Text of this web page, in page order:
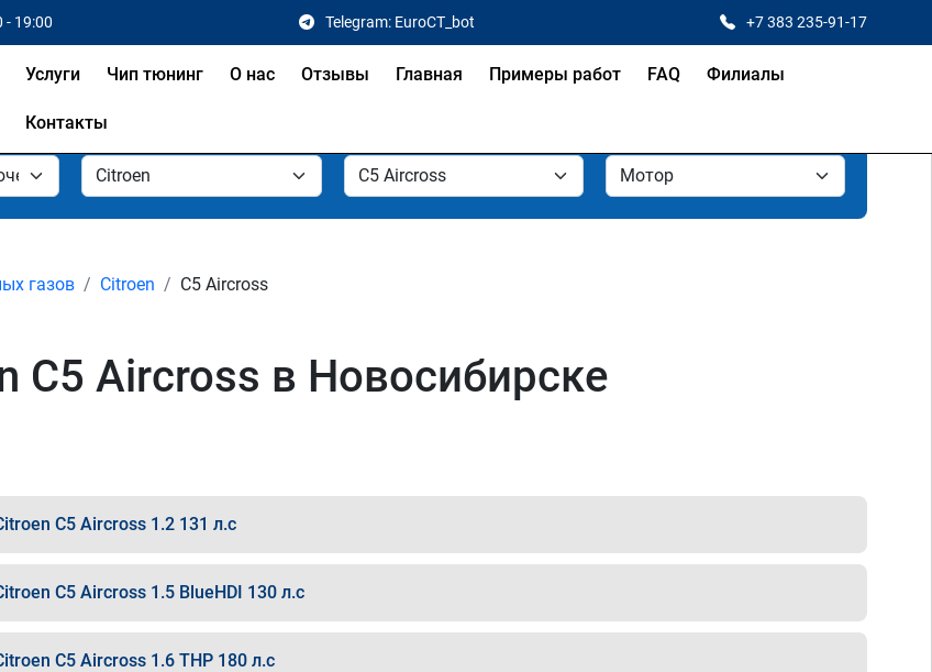
- 19:00 Telegram: EuroCT_bot +7 383 235-91-17
Услуги Чип тюнинг О нас Отзывы Главная Примеры работ FAQ Филиалы
Контакты
газов Citroen C5 Aircross
C5 Aircross в Новосибирске
C5 Aircross 1.2 131 л.с
C5 Aircross 1.5 BlueHDI 130 л.с
C5 Aircross 1.6 THP 180 л.с